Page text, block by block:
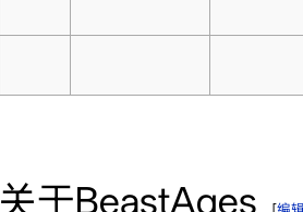
关于BeastAges